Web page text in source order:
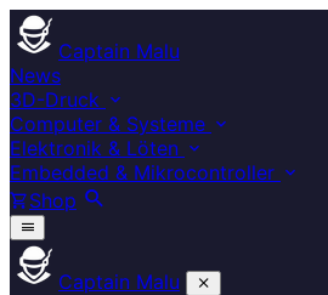
Captain Malu
News
3D-Druck
Computer & Systeme
Elektronik & Löten
Embedded & Mikrocontroller
Shop
Captain Malu